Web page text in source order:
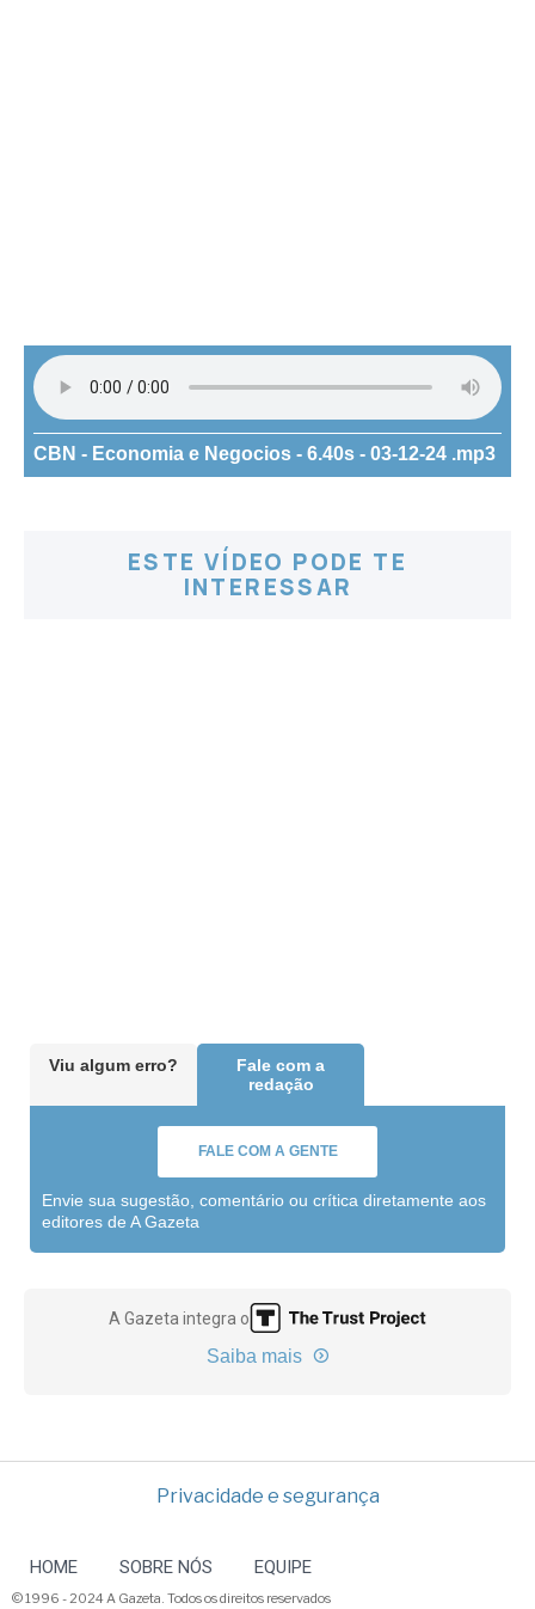
CBN - Economia e Negocios - 6.40s - 03-12-24 .mp3
ESTE VÍDEO PODE TE
INTERESSAR
Viu algum erro?
Fale com a
redação
FALE COM A GENTE
Envie sua sugestão, comentário ou crítica diretamente aos
editores de A Gazeta
A Gazeta integra o
Saiba mais
Privacidade e segurança
HOME SOBRE NÓS EQUIPE
© 1996 - 2024 A Gazeta. Todos os direitos reservados